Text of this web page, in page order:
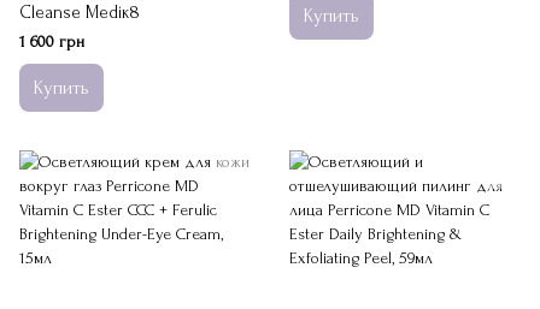
Cleanse Mediк8
1 600 грн
Купить
Купить